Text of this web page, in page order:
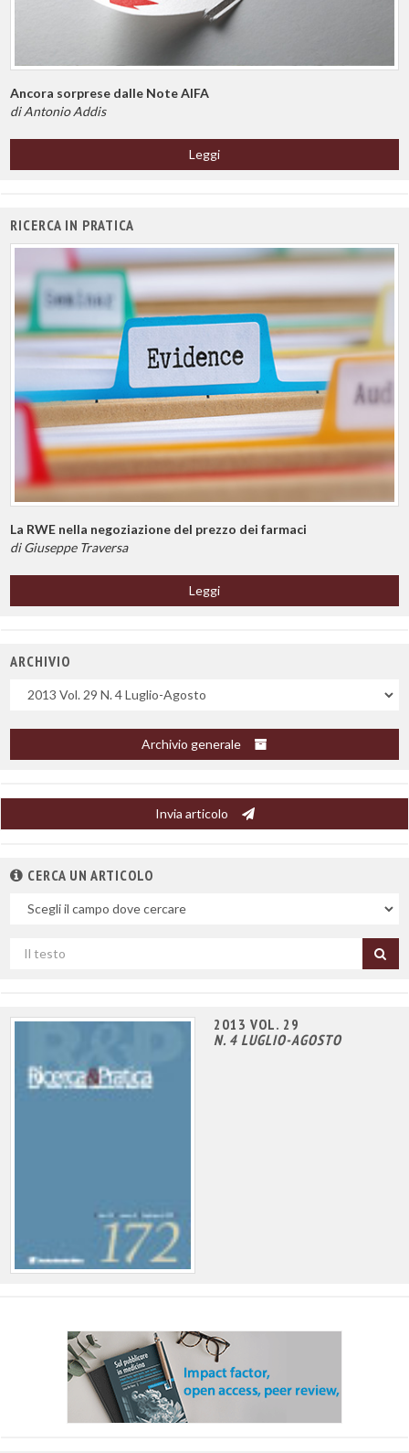
Ancora sorprese dalle Note AIFA
di Antonio Addis
Leggi
RICERCA IN PRATICA
La RWE nella negoziazione del prezzo dei farmaci
di Giuseppe Traversa
Leggi
ARCHIVIO
Uscite
Archivio generale
Invia articolo
CERCA UN ARTICOLO
Nel
Cerca
2013 VOL. 29
N. 4 LUGLIO-AGOSTO